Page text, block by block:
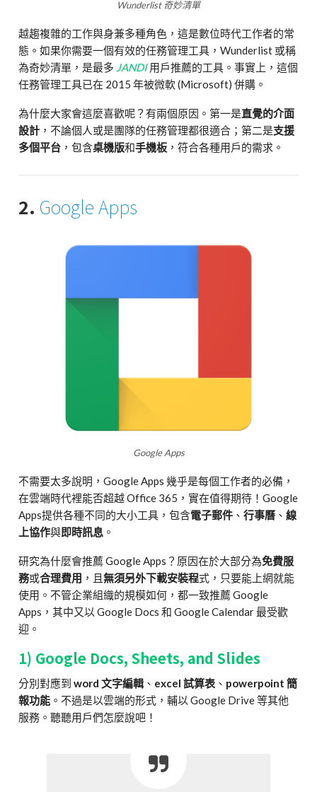
Wunderlist 奇妙清單
越趨複雜的工作與身兼多種角色，這是數位時代工作者的常
態。如果你需要一個有效的任務管理工具，Wunderlist 或稱
為奇妙清單，是最多 JANDI用戶推薦的工具。事實上，這個
任務管理工具已在 2015 年被微軟 (Microsoft) 併購。
為什麼大家會這麼喜歡呢？有兩個原因。第一是直覺的介面
設計 ，不論個人或是團隊的任務管理都很適合；第二是支援
多個平台 ，包含桌機版和手機板 ，符合各種用戶的需求。
2. Google Apps
Google Apps
不需要太多說明，Google Apps 幾乎是每個工作者的必備，
在雲端時代裡能否超越 Office 365，實在值得期待！Google
Apps提供各種不同的大小工具，包含電子郵件 、行事曆 、線
上協作與即時訊息 。
研究為什麼會推薦 Google Apps？原因在於大部分為免費服
務或合理費用 ，且無須另外下載安裝程式，只要能上網就能
使用。不管企業組織的規模如何，都一致推薦 Google
Apps，其中又以 Google Docs 和 Google Calendar 最受歡
迎。
1) Google Docs, Sheets, and Slides
分別對應到word 文字編輯 、 excel 試算表 、 powerpoint 簡
報功能 。不過是以雲端的形式，輔以 Google Drive 等其他
服務。聽聽用戶們怎麼說吧！